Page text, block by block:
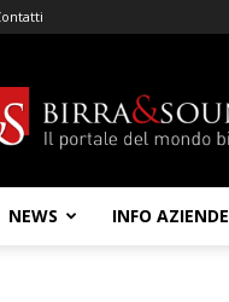
NEWS INFO AZIENDE